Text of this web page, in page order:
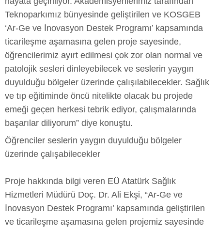
Teknoparkımız bünyesinde geliştirilen ve KOSGEB
‘Ar-Ge ve İnovasyon Destek Programı’ kapsamında
ticarileşme aşamasına gelen proje sayesinde,
öğrencilerimiz ayırt edilmesi çok zor olan normal ve
patolojik sesleri dinleyebilecek ve seslerin yaygın
duyulduğu bölgeler üzerinde çalışılabilecekler. Sağlık
ve tıp eğitiminde öncü nitelikte olacak bu projede
emeği geçen herkesi tebrik ediyor, çalışmalarında
başarılar diliyorum” diye konuştu.
Öğrenciler seslerin yaygın duyulduğu bölgeler
üzerinde çalışabilecekler
Proje hakkında bilgi veren EÜ Atatürk Sağlık
Hizmetleri Müdürü Doç. Dr. Ali Ekşi, “Ar-Ge ve
İnovasyon Destek Programı’ kapsamında geliştirilen
ve ticarileşme aşamasına gelen projemiz sayesinde